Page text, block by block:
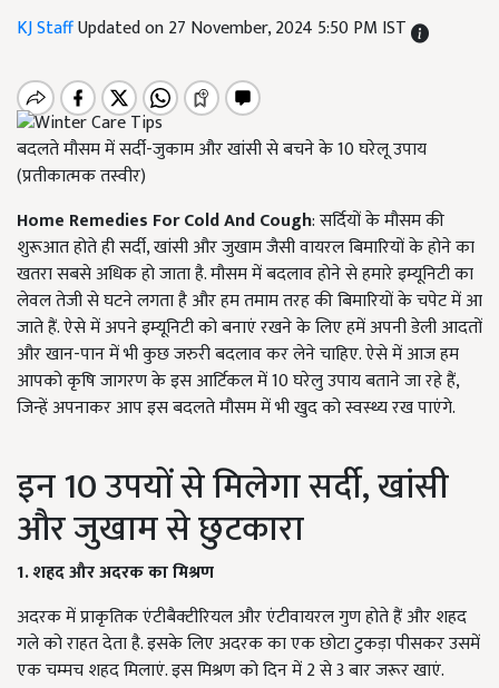
KJ StaffUpdated on 27 November, 2024 5:50 PM IST
बदलते मौसम में सर्दी-जुकाम और खांसी से बचने के 10 घरेलू उपाय
(प्रतीकात्मक तस्वीर)
Home Remedies For Cold And Cough: सर्दियों के मौसम की
शुरूआत होते ही सर्दी, खांसी और जुखाम जैसी वायरल बिमारियों के होने का
खतरा सबसे अधिक हो जाता है. मौसम में बदलाव होने से हमारे इम्यूनिटी का
लेवल तेजी से घटने लगता है और हम तमाम तरह की बिमारियों के चपेट में आ
जाते हैं. ऐसे में अपने इम्यूनिटी को बनाएं रखने के लिए हमें अपनी डेली आदतों
और खान-पान में भी कुछ जरुरी बदलाव कर लेने चाहिए. ऐसे में आज हम
आपको कृषि जागरण के इस आर्टिकल में 10 घरेलु उपाय बताने जा रहे हैं,
जिन्हें अपनाकर आप इस बदलते मौसम में भी खुद को स्वस्थ्य रख पाएंगे.
इन 10 उपयों से मिलेगा सर्दी, खांसी
और जुखाम से छुटकारा
1. शहद और अदरक का मिश्रण
अदरक में प्राकृतिक एंटीबैक्टीरियल और एंटीवायरल गुण होते हैं और शहद
गले को राहत देता है. इसके लिए अदरक का एक छोटा टुकड़ा पीसकर उसमें
एक चम्मच शहद मिलाएं. इस मिश्रण को दिन में 2 से 3 बार जरूर खाएं.